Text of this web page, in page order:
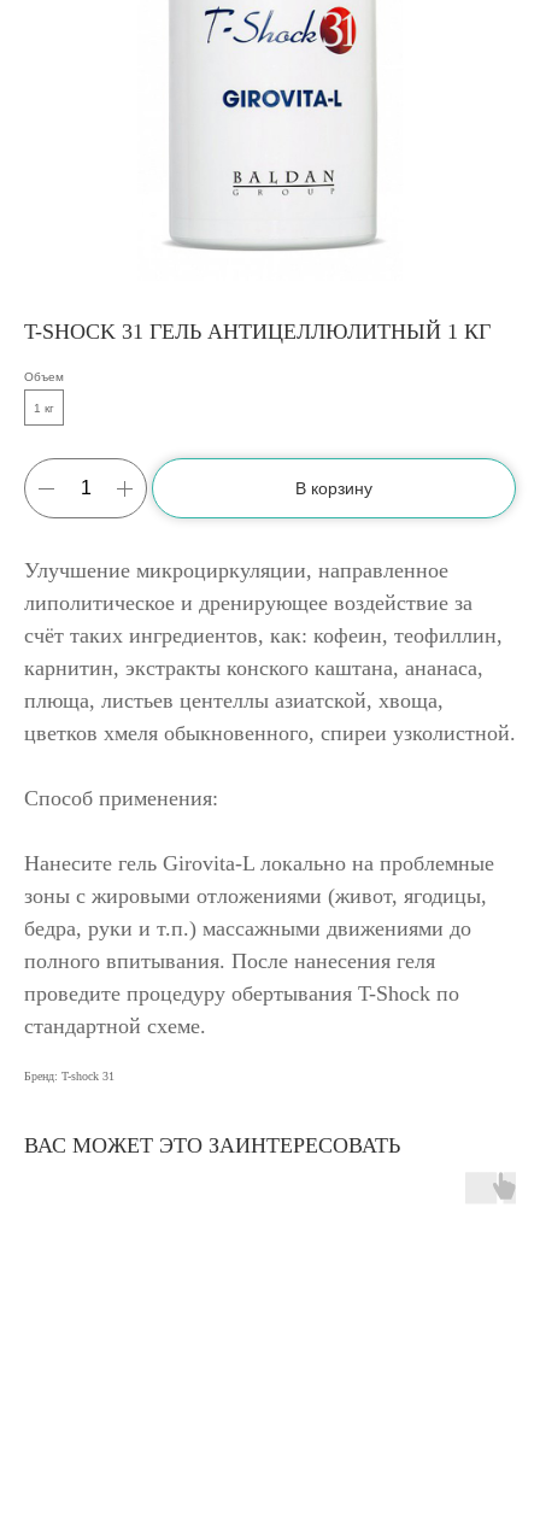
T-SHOCK 31 ГЕЛЬ АНТИЦЕЛЛЮЛИТНЫЙ 1 КГ
Объем
1 кг
В корзину
Улучшение микроциркуляции, направленное
липолитическое и дренирующее воздействие за
счёт таких ингредиентов, как: кофеин, теофиллин,
карнитин, экстракты конского каштана, ананаса,
плюща, листьев центеллы азиатской, хвоща,
цветков хмеля обыкновенного, спиреи узколистной.
Способ применения:
Нанесите гель Girovita-L локально на проблемные
зоны с жировыми отложениями (живот, ягодицы,
бедра, руки и т.п.) массажными движениями до
полного впитывания. После нанесения геля
проведите процедуру обертывания T-Shock по
стандартной схеме.
Бренд: T-shock 31
ВАС МОЖЕТ ЭТО ЗАИНТЕРЕСОВАТЬ